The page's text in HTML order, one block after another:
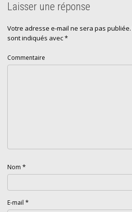
Laisser une réponse
Votre adresse e-mail ne sera pas publiée.
sont indiqués avec*
Commentaire
Nom *
E-mail *